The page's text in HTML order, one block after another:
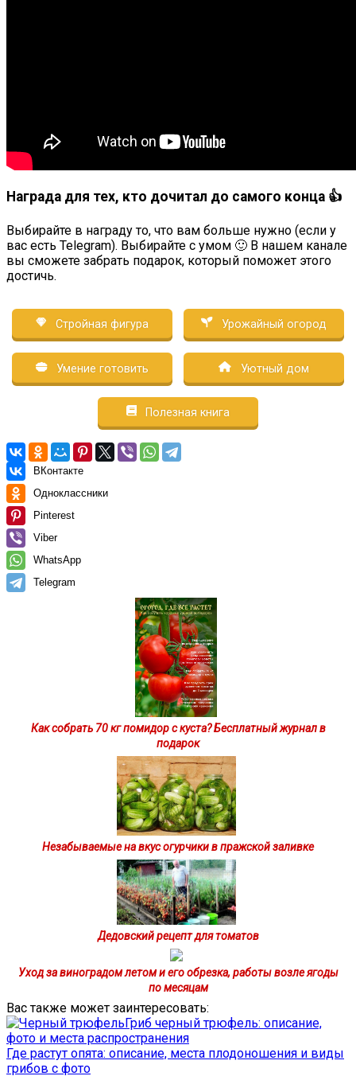
Награда для тех, кто дочитал до самого конца 👍
Выбирайте в награду то, что вам больше нужно (если у
вас есть Telegram). Выбирайте с умом 🙂 В нашем канале
вы сможете забрать подарок, который поможет этого
достичь.
Стройная фигура Урожайный огород
Умение готовить Уютный дом
Полезная книга
ВКонтакте
Одноклассники
Pinterest
Viber
WhatsApp
Telegram
Как собрать 70 кг помидор с куста? Бесплатный журнал в
подарок
Незабываемые на вкус огурчики в пражской заливке
Дедовский рецепт для томатов
Уход за виноградом летом и его обрезка, работы возле ягоды
по месяцам
Вас также может заинтересовать:
Гриб черный трюфель: описание,
фото и места распространения
Где растут опята: описание, места плодоношения и виды
грибов с фото